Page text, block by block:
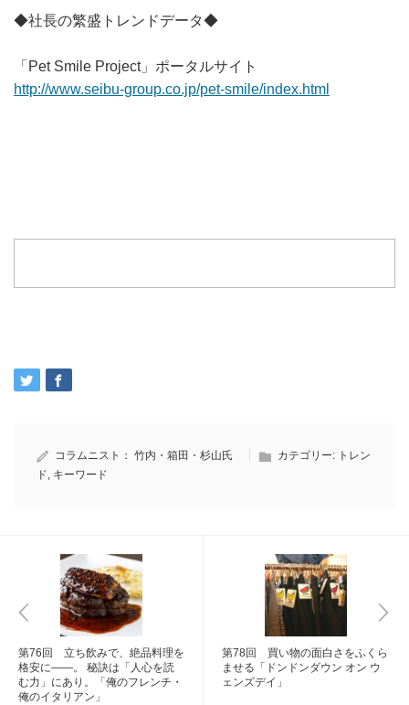
◆社長の繁盛トレンドデータ◆
「Pet Smile Project」ポータルサイト
http://www.seibu-group.co.jp/pet-smile/index.html
コラムニスト： 竹内・箱田・杉山氏 カテゴリー: トレン
ド, キーワード
第76回 立ち飲みで、絶品料理を
格安に――。 秘訣は「人心を読
む力」にあり。「俺のフレンチ・
俺のイタリアン」
第78回 買い物の面白さをふくら
ませる「ドンドンダウン オン ウ
ェンズデイ」